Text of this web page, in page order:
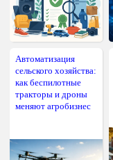
Автоматизация
сельского хозяйства:
как беспилотные
тракторы и дроны
меняют агробизнес